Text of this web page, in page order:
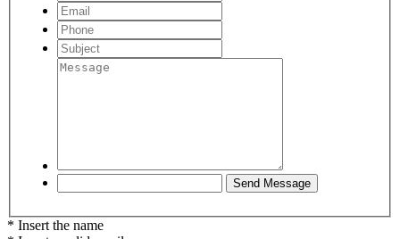
* Insert the name